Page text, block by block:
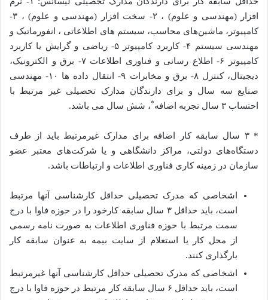
افزار (مهندسی و علوم) ، ۲- سخت افزار (مهندسی و علوم) ، ۳-
کامپیوتر، ماشینهای محاسب، سیستم های اطلاعاتی ، انفورماتیک و
مهندسی سیستم ۴- کاربرد کامپیوتر ۵- ریاضی و گرایش یا کاربرد
کامپیوتر ۶- اطلاع رسانی و فناوری اطلاعات ۷- برق و الکترونیک،
دیجیتال، کنترل ۸- برق و مخابرات ۹- انتقال داده ها ۱۰- مهندسی
صنایع سه سال و برای دارندگان مدارک تحصیلی غیر مرتبط با
احتساب ۳ سال تجربه اضافه
*، شش سال می باشد.
* ۳ سال سابقه کار اضافه برای مدارک غیرمرتبط باید از طرف
دستگاه‌های دولتی، مراکز دانشگاهی و یا شرکت‌های معتبر عضو
سازمان در زمینه کاری فناوری اطلاعات و ارتباطات باشد.
اشخاصی که مدرک تحصیلی حداقل کارشناسی آنها مرتبط
است، باید حداقل ۳ سال سابقه کارخود را در حوزه فاوا با درج
سمت مرتبط با حوزه فناوری اطلاعات به صورت نامه رسمی
از محل کار یا استعلام از سایت بیمه به عنوان سابقه کار
بارگذاری کنند.
اشخاصی که مدرک تحصیلی حداقل کارشناسی آنها غیرمرتبط
است، باید حداقل ۶ سال سابقه کار مرتبط در حوزه فاوا با درج